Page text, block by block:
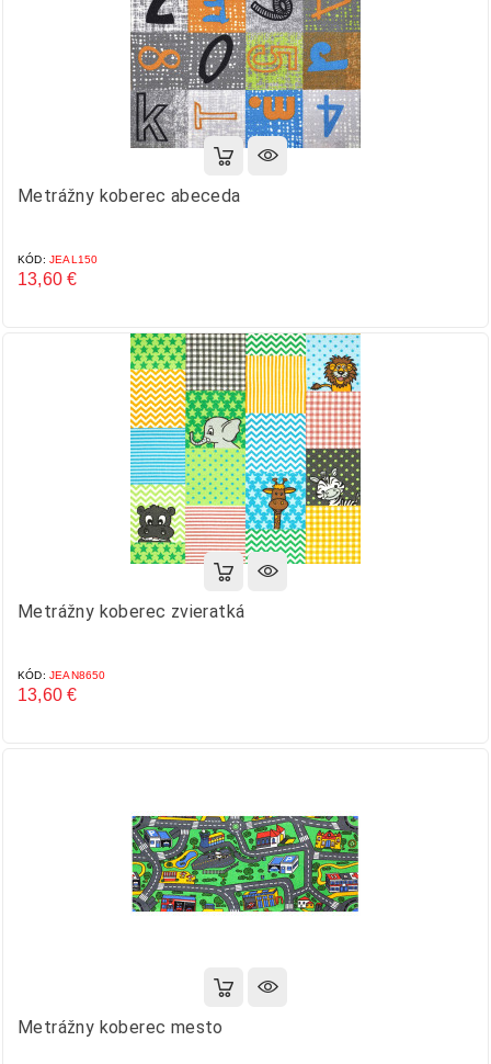
Metrážny koberec abeceda
KÓD: JEAL150
13,60 €
Metrážny koberec zvieratká
KÓD: JEAN8650
13,60 €
Metrážny koberec mesto